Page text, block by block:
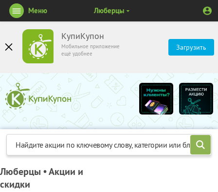
КупиКупон
Мобильное приложение
ещё удобнее
Загрузить
Меню Люберцы
Люберцы • Акции и
скидки